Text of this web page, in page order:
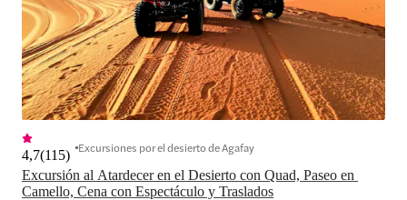
Excursión al Atardecer en el Desierto con Quad, Paseo en
Camello, Cena con Espectáculo y Traslados
4,7(115) Excursiones por el desierto de Agafay